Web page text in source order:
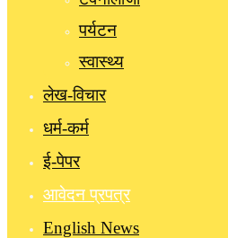
पर्यटन
स्वास्थ्य
लेख-विचार
धर्म-कर्म
ई-पेपर
आवेदन प्रपत्र
English News